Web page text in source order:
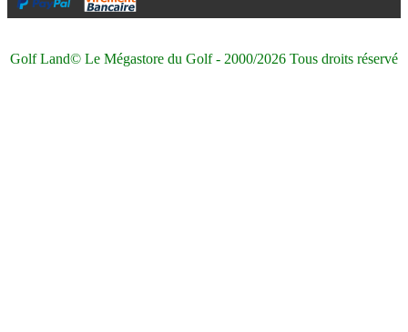
Golf Land© Le Mégastore du Golf - 2000/2026 Tous droits réservé